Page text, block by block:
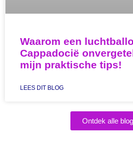
Waarom een
Cappadocië
mijn praktische tips!
LEES DIT BLOG
Ontdek alle